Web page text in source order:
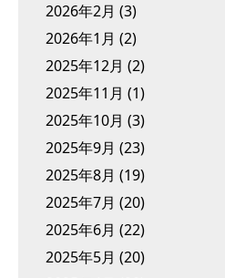
2026年2月 (3)
2026年1月 (2)
2025年12月 (2)
2025年11月 (1)
2025年10月 (3)
2025年9月 (23)
2025年8月 (19)
2025年7月 (20)
2025年6月 (22)
2025年5月 (20)